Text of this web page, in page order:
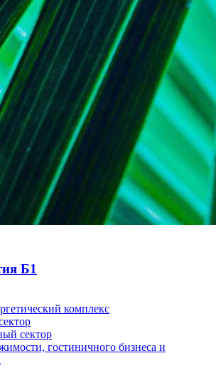
Б1
комплекс
сектор
гостиничного бизнеса и